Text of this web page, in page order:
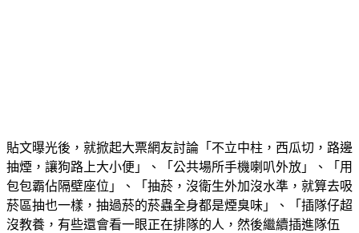
抽煙，讓狗路上大小便」、「公共場所手機喇叭外放」、「用
包包霸佔隔壁座位」、「抽菸，沒衛生外加沒水準，就算去吸
菸區抽也一樣，抽過菸的菸蟲全身都是煙臭味」、「插隊仔超
沒教養，有些還會看一眼正在排隊的人，然後繼續插進隊伍
==」、「吃東西發出嘖嘖聲」、「我覺得是沒考慮到別人的